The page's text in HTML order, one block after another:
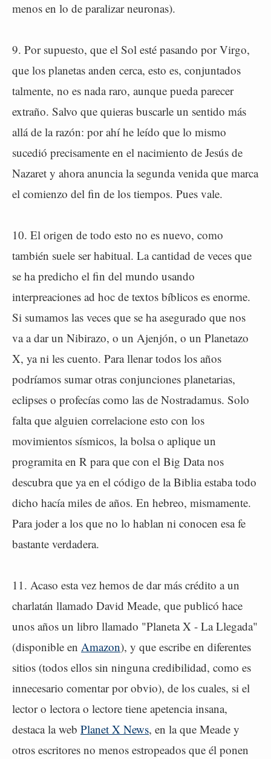
menos en lo de paralizar neuronas).
9. Por supuesto, que el Sol esté pasando por Virgo,
que los planetas anden cerca, esto es, conjuntados
talmente, no es nada raro, aunque pueda parecer
extraño. Salvo que quieras buscarle un sentido más
allá de la razón: por ahí he leído que lo mismo
sucedió precisamente en el nacimiento de Jesús de
Nazaret y ahora anuncia la segunda venida que marca
el comienzo del fin de los tiempos. Pues vale.
10. El origen de todo esto no es nuevo, como
también suele ser habitual. La cantidad de veces que
se ha predicho el fin del mundo usando
interpreaciones ad hoc de textos bíblicos es enorme.
Si sumamos las veces que se ha asegurado que nos
va a dar un Nibirazo, o un Ajenjón, o un Planetazo
X, ya ni les cuento. Para llenar todos los años
podríamos sumar otras conjunciones planetarias,
eclipses o profecías como las de Nostradamus. Solo
falta que alguien correlacione esto con los
movimientos sísmicos, la bolsa o aplique un
programita en R para que con el Big Data nos
descubra que ya en el código de la Biblia estaba todo
dicho hacía miles de años. En hebreo, mismamente.
Para joder a los que no lo hablan ni conocen esa fe
bastante verdadera.
11. Acaso esta vez hemos de dar más crédito a un
charlatán llamado David Meade, que publicó hace
unos años un libro llamado "Planeta X - La Llegada"
(disponible en Amazon), y que escribe en diferentes
sitios (todos ellos sin ninguna credibilidad, como es
innecesario comentar por obvio), de los cuales, si el
lector o lectora o lectore tiene apetencia insana,
destaca la web Planet X News, en la que Meade y
otros escritores no menos estropeados que él ponen